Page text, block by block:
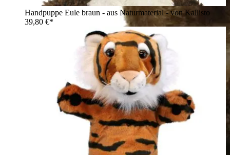
Handpuppe Eule braun - aus Naturmaterial - von Kallisto
39,80 €*